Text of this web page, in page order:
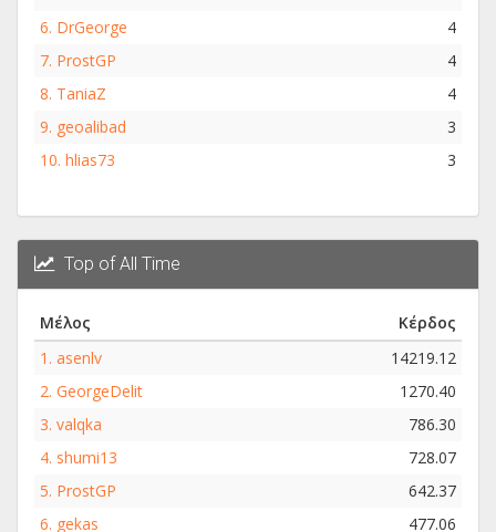
6. DrGeorge
4
7. ProstGP
4
8. TaniaZ
4
9. geoalibad
3
10. hlias73 3
Top of All Time
Μέλος
Κέρδος
1. asenlv
14219.12
2. GeorgeDelit
1270.40
3. valqka
786.30
4. shumi13
728.07
5. ProstGP
642.37
6. gekas
477.06